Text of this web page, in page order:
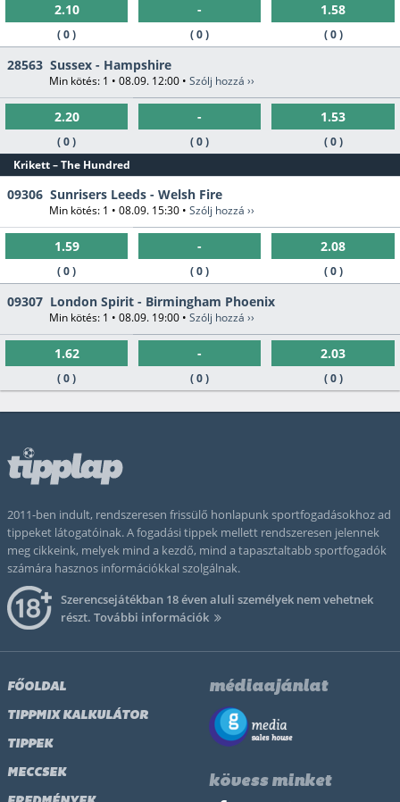
2.10
( 0 )
-
( 0 )
1.58
( 0 )
28563 Sussex - Hampshire
Min kötés: 1 • 08.09. 12:00 • Szólj hozzá ››
2.20
( 0 )
-
( 0 )
1.53
( 0 )
Krikett – The Hundred
09306 Sunrisers Leeds - Welsh Fire
Min kötés: 1 • 08.09. 15:30 • Szólj hozzá ››
1.59
( 0 )
-
( 0 )
2.08
( 0 )
09307 London Spirit - Birmingham Phoenix
Min kötés: 1 • 08.09. 19:00 • Szólj hozzá ››
1.62
( 0 )
-
( 0 )
2.03
( 0 )
2011-ben indult, rendszeresen frissülő honlapunk sportfogadásokhoz ad
tippeket látogatóinak. A fogadási tippek mellett rendszeresen jelennek
meg cikkeink, melyek mind a kezdő, mind a tapasztaltabb sportfogadók
számára hasznos információkkal szolgálnak.
Szerencsejátékban 18 éven aluli személyek nem vehetnek
részt. További információk
FŐOLDAL
TIPPMIX KALKULÁTOR
TIPPEK
MECCSEK
médiaajánlat
kövess minket